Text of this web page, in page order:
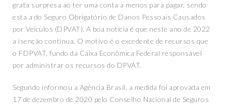
grata surpresa ao ter uma conta a menos para pagar, sendo
esta a do Seguro Obrigatório de Danos Pessoais Causados
por Veículos (DPVAT). A boa notícia é que neste ano de 2022
a isenção continua. O motivo é o excedente de recursos que
o FDPVAT, fundo da Caixa Econômica Federal responsável
por administrar os recursos do DPVAT.
Segundo informou a Agência Brasil, a medida foi aprovada em
17 de dezembro de 2020 pelo Conselho Nacional de Seguros